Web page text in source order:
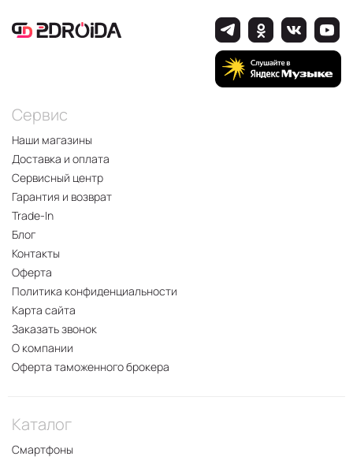
Сервис
Наши магазины
Доставка и оплата
Сервисный центр
Гарантия и возврат
Trade-In
Блог
Контакты
Оферта
Политика конфиденциальности
Карта сайта
Заказать звонок
О компании
Оферта таможенного брокера
Каталог
Смартфоны